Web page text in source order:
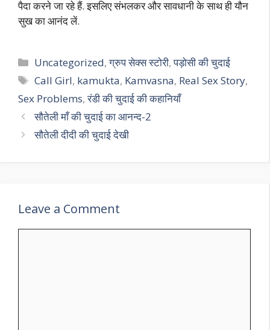
पैदा करने जा रहे हैं. इसलिए संभलकर और सावधानी के साथ ही यौन
सुख का आनंद लें.
Categories
Uncategorized,ग्रुप सेक्स स्टोरी,पड़ोसी की चुदाई
Tags
Call Girl, kamukta, Kamvasna, Real Sex Story,
Sex Problems,रंडी की चुदाई की कहानियाँ
सौतेली माँ की चुदाई का आनन्द-2
सौतेली दीदी की चुदाई देखी
Leave a Comment